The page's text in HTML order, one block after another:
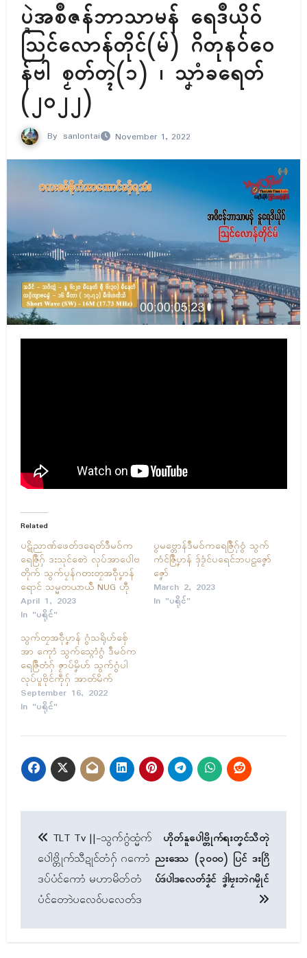
ပ္ဍဲအစဳဇန်ဘာသာမန် ရေဒဳယိုဝ်
ဩၚ်လောန်တိုၚ်(မ်) ဂိတုနဝ်ဝေ
န်ဗါ စၟတ်တ္ၚဲ(၁) ၊ သၞာံခရေတ်
(၂၀၂၂)
By sanlontai November 1, 2022
Related
ပဋိညာဏ်ဖေတ်ဒရေတ်ဒဳမဝ်က
ရေဇြဳဂှ် ဒးသုၚ်စောဲ လုပ်အာပေါဲဗ
တိုက် သွက်ပၠန်ဂတးတၠအဝဵုပၞာန်
ရောၚ် သမ္မတယာယဳ NUG ဟီု
April 1, 2023
In "ပရိုၚ်"
ပွမဗ္တောန်ဒဳမဝ်ကရေဇြဳဂှ်ဝွံ သွက်
ကံၚ်ဇြဳပၞာန် ဒှ်ဒၟံၚ်ပရေၚ်ဘပဠဇၞော်
ဇၞော်
March 2, 2023
In "ပရိုၚ်"
သွက်တၠအဝဵုပၞာန် ဂွံသရိုဟ်စှ်ေ
အာ ကေုာံ သွက်သ္ဂောံဂွံ ဒဳမဝ်က
ရေဇြဳတံဂှ် ဇၟာပ်မၞိဟ် သွက်ဂွံပါ
လုပ်ပူဗိုၚ်ကဵုဂှ် အာတ်မိက်
September 16, 2022
In "ပရိုၚ်"
navigation
TLT Tv ||-သွက်ဂွံထ္မံက်
ပေါဲဗ္တိုက်သီဍုၚ်တံဂှ် ဂကောံ
ဒပ်ပံၚ်ကောံ မဟာမိတ်တံ
ပံၚ်တောဲပလေဝ်ပလေတ်ဒ
ဟိုတ်နူပေါဲဗ္တိုက်ရးတၞၚ်သဳတုဲ
ညးဒေသ (၃၀၀၀) ပြၚ် ဒးဂြိ
ပ်ဒဴပါဲဒလေတ်ဒၟံၚ် ဒၞါဲဗၠးဘဲဂမၠိုၚ်